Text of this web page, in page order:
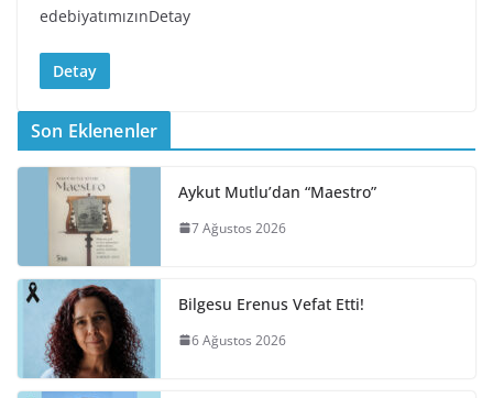
edebiyatımızınDetay
Detay
Son Eklenenler
Aykut Mutlu’dan “Maestro”
7 Ağustos 2026
Bilgesu Erenus Vefat Etti!
6 Ağustos 2026